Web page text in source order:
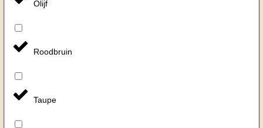
Olijf
Roodbruin
Taupe